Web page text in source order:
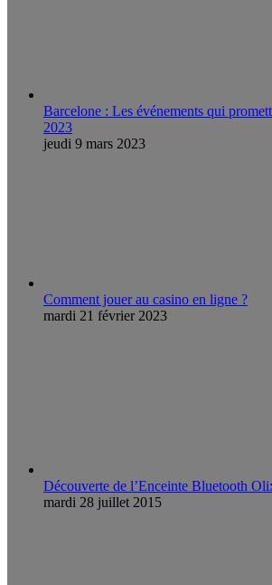
Barcelone : Les événements qui
2023
jeudi 9 mars 2023
Comment jouer au casino en ligne ?
mardi 21 février 2023
Découverte de l’Enceinte Bluetooth
mardi 28 juillet 2015